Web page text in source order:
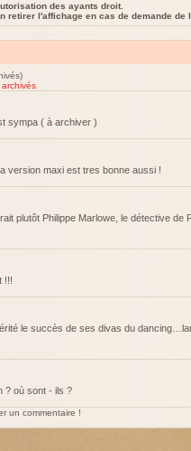
des ayants droit.
retirer l'affichage en cas de demande de
sympa ( à archiver )
version maxi est tres bonne aussi !
plutôt Philippe Marlowe, le détective de
!!!
le succès de ses divas du
? où sont - ils ?
un commentaire !